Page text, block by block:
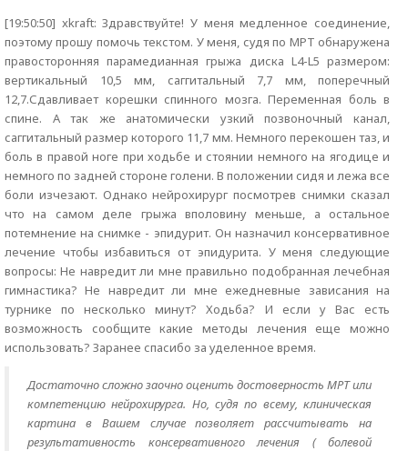
[19:50:50] xkraft: Здравствуйте! У меня медленное соединение,
поэтому прошу помочь текстом. У меня, судя по МРТ обнаружена
правосторонняя парамедианная грыжа диска L4-L5 размером:
вертикальный 10,5 мм, саггитальный 7,7 мм, поперечный
12,7.Сдавливает корешки спинного мозга. Переменная боль в
спине. А так же анатомически узкий позвоночный канал,
саггитальный размер которого 11,7 мм. Немного перекошен таз, и
боль в правой ноге при ходьбе и стоянии немного на ягодице и
немного по задней стороне голени. В положении сидя и лежа все
боли изчезают. Однако нейрохирург посмотрев снимки сказал
что на самом деле грыжа вполовину меньше, а остальное
потемнение на снимке - эпидурит. Он назначил консервативное
лечение чтобы избавиться от эпидурита. У меня следующие
вопросы: Не навредит ли мне правильно подобранная лечебная
гимнастика? Не навредит ли мне ежедневные зависания на
турнике по несколько минут? Ходьба? И если у Вас есть
возможность сообщите какие методы лечения еще можно
использовать? Заранее спасибо за уделенное время.
Достаточно сложно заочно оценить достоверность МРТ или
компетенцию нейрохирурга. Но, судя по всему, клиническая
картина в Вашем случае позволяет рассчитывать на
результативность консервативного лечения ( болевой